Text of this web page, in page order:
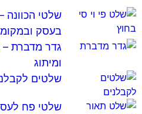
שלטי הכוונה –
בעסק ובמקומות
גדר מדברת –
ומיתוג
שלטים לקבלנים
שלטי פח